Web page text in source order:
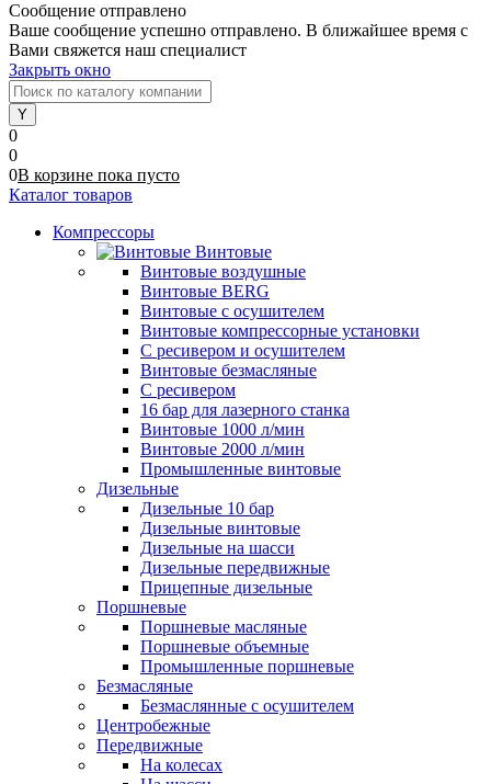
Сообщение отправлено
Ваше сообщение успешно отправлено. В ближайшее время с
Вами свяжется наш специалист
Закрыть окно
0
0
0В корзине пока пусто
Каталог товаров
Компрессоры
Винтовые
Винтовые воздушные
Винтовые BERG
Винтовые с осушителем
Винтовые компрессорные установки
C ресивером и осушителем
Винтовые безмасляные
C ресивером
16 бар для лазерного станка
Винтовые 1000 л/мин
Винтовые 2000 л/мин
Промышленные винтовые
Дизельные
Дизельные 10 бар
Дизельные винтовые
Дизельные на шасси
Дизельные передвижные
Прицепные дизельные
Поршневые
Поршневые масляные
Поршневые объемные
Промышленные поршневые
Безмасляные
Безмаслянные с осушителем
Центробежные
Передвижные
На колесах